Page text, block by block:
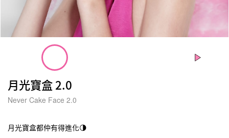
月光寶盒 2.0
Never Cake Face 2.0
月光寶盒都仲有得進化🌗